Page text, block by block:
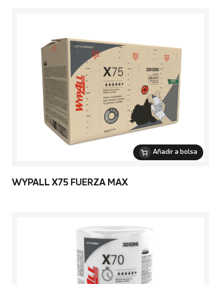
Añadir a bolsa
WYPALL X75 FUERZA MAX